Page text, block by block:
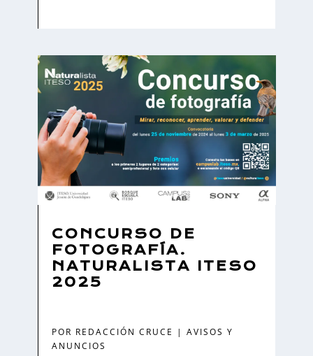
CONCURSO DE
FOTOGRAFÍA.
NATURALISTA ITESO
2025
POR REDACCIÓN CRUCE | AVISOS Y
ANUNCIOS